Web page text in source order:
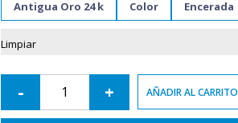
Antigua Oro 24 k Color Encerada
Limpiar
- + AÑADIR AL CARRITO